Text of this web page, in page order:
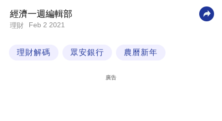
科
技
經濟一週編輯部
理財 Feb 2 2021
理財解碼 眾安銀行 農曆新年
廣告